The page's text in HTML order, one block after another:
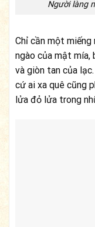
Người làng
Chỉ cần một
ngào của mật mía,
và giòn tan của
cứ ai xa quê cũng
lửa đỏ lửa trong